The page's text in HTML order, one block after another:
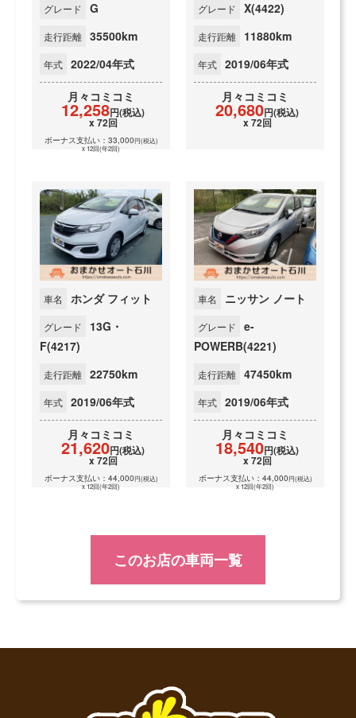
グレード G
走行距離 35500km
年式 2022/04年式
月々 コミコミ
12,258円(税込)
x 72回
ボーナス支払い：33,000円(税込)
x 12回(年2回)
グレード X(4422)
走行距離 11880km
年式 2019/06年式
月々 コミコミ
20,680円(税込)
x 72回
車名 ホンダ フィット
グレード
13G・
F(4217)
走行距離 22750km
年式 2019/06年式
月々 コミコミ
21,620円(税込)
x 72回
ボーナス支払い：44,000円(税込)
x 12回(年2回)
車名 ニッサン ノート
グレード
e-
POWERB(4221)
走行距離 47450km
年式 2019/06年式
月々 コミコミ
18,540円(税込)
x 72回
ボーナス支払い：44,000円(税込)
x 12回(年2回)
このお店の車両一覧